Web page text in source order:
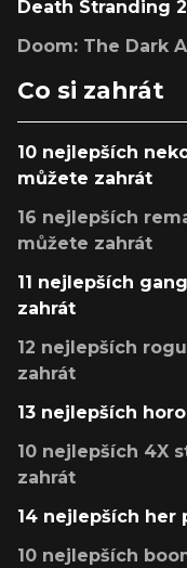
Death Stranding
Doom: The Dark
Co si zahrát
10 nejlepších
můžete zahrát
16 nejlepších
můžete zahrát
11 nejlepších
zahrát
12 nejlepších
zahrát
13 nejlepších
10 nejlepších 4X
zahrát
14 nejlepších her
10 nejlepších